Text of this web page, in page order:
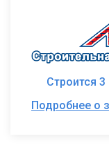
Строится
Подробнее о